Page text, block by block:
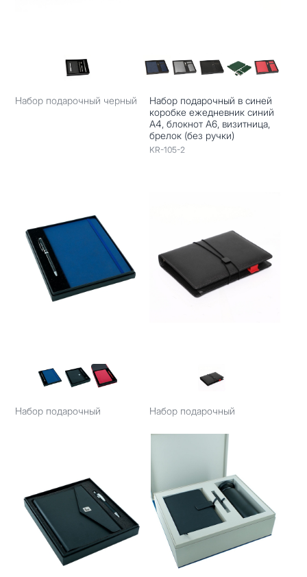
Набор подарочный черный
Набор подарочный в синей
коробке ежедневник синий
А4, блокнот А6, визитница,
брелок (без ручки)
KR-105-2
Набор подарочный Набор подарочный